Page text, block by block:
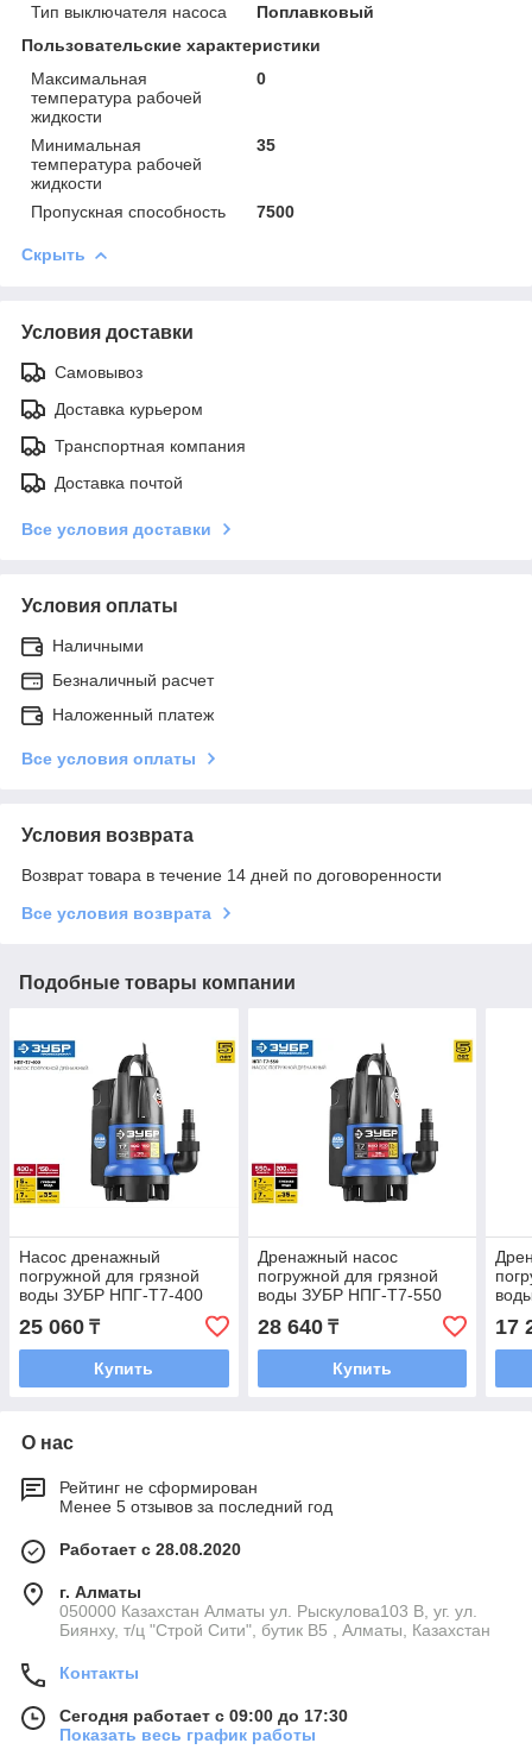
Тип выключателя насоса
Поплавковый
Пользовательские характеристики
Максимальная
температура рабочей
жидкости
0
Минимальная
температура рабочей
жидкости
35
Пропускная способность 7500
Скрыть
Условия доставки
Самовывоз
Доставка курьером
Транспортная компания
Доставка почтой
Все условия доставки
Условия оплаты
Наличными
Безналичный расчет
Наложенный платеж
Все условия оплаты
Условия возврата
Возврат товара в течение 14 дней по договоренности
Все условия возврата
Подобные товары компании
Насос дренажный
погружной для грязной
воды ЗУБР НПГ-Т7-400
25 060 ₸
Купить
Дренажный насос
погружной для грязной
воды ЗУБР НПГ-Т7-550
28 640₸
Купить
17
О нас
Рейтинг не сформирован
Менее 5 отзывов за последний год
Работает с 28.08.2020
г. Алматы
050000 Казахстан Алматы ул. Рыскулова103 В, уг. ул.
Биянху, т/ц "Строй Сити", бутик В5 , Алматы, Казахстан
Контакты
Сегодня работает с 09:00 до 17:30
Показать весь график работы